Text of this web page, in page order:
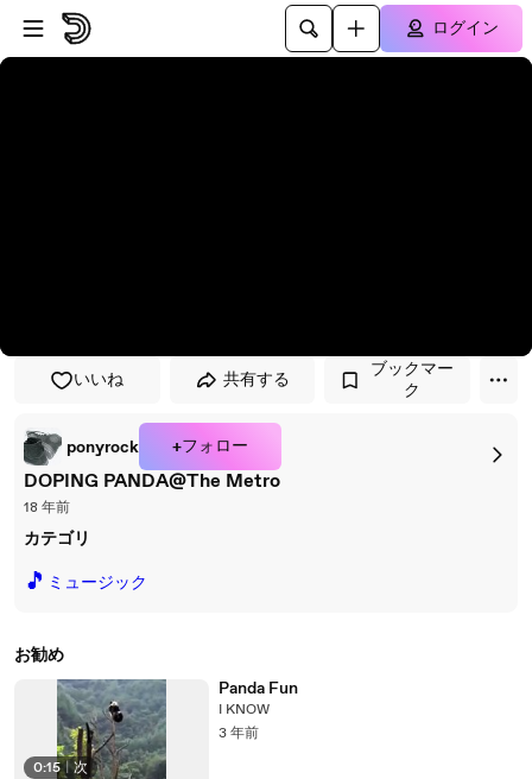
プレイヤーにスキップ
メインコンテンツにスキップ
ログイン
いいね 共有する
ブックマー
ク
ponyrock +フォロー
DOPING PANDA@The Metro
18 年前
カテゴリ
🎵 ミュージック
お勧め
0:15 | 次
Panda Fun
I KNOW
3 年前